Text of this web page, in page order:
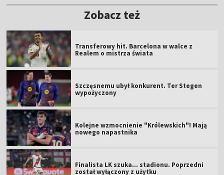
Zobacz też
Transferowy hit. Barcelona w walce z
Realem o mistrza świata
Szczęsnemu ubył konkurent. Ter Stegen
wypożyczony
Kolejne wzmocnienie "Królewskich"! Mają
nowego napastnika
Finalista LK szuka... stadionu. Poprzedni
został wyłączony z użytku